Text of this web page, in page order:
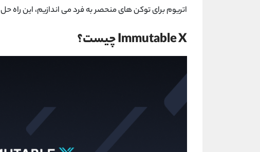
اتریوم برای توکن های منحصر به فرد می اندازیم، این راه حل
Immutable X چیست؟